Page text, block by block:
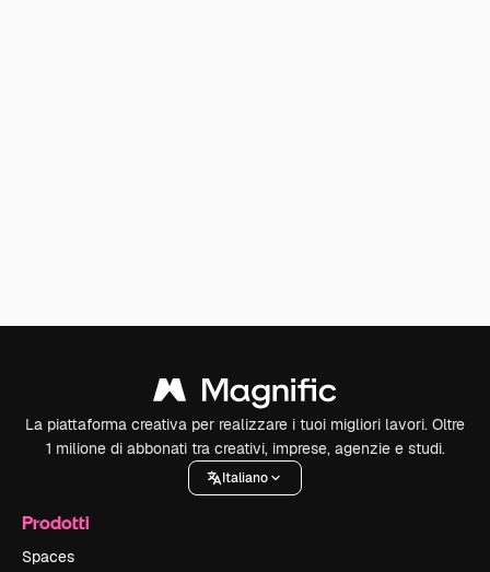
La piattaforma creativa per realizzare i tuoi migliori lavori. Oltre
1 milione di abbonati tra creativi, imprese, agenzie e studi.
Italiano
Prodotti
Spaces